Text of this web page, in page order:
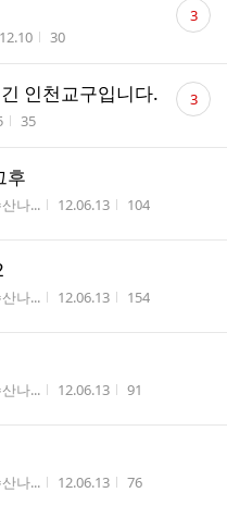
시간 조회수
30
글 3
인천교구입니다.
조회수
35
댓
글 3
후
나... 작성시간
12.06.13 조회수
104
나... 작성시간
12.06.13 조회수
154
나... 작성시간
12.06.13 조회수
91
나... 작성시간
12.06.13 조회수
76